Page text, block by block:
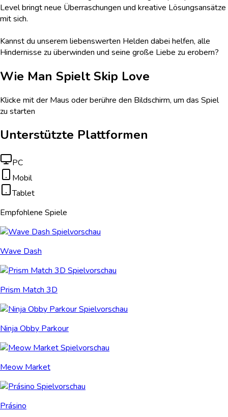
Level bringt neue Überraschungen und kreative Lösungsansätze
mit sich.
Kannst du unserem liebenswerten Helden dabei helfen, alle
Hindernisse zu überwinden und seine große Liebe zu erobern?
Wie Man Spielt Skip Love
Klicke mit der Maus oder berühre den Bildschirm, um das Spiel
zu starten
Unterstützte Plattformen
PC
Mobil
Tablet
Empfohlene Spiele
Wave Dash
Prism Match 3D
Ninja Obby Parkour
Meow Market
Prásino